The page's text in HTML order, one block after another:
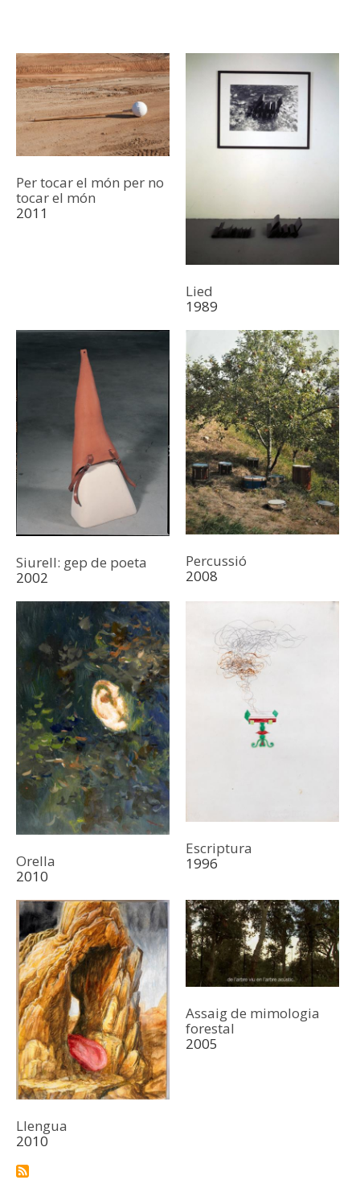
Per tocar el món per no
tocar el món
2011
Lied
1989
Siurell: gep de poeta
2002
Percussió
2008
Orella
2010
Escriptura
1996
Llengua
2010
Assaig de mimologia
forestal
2005